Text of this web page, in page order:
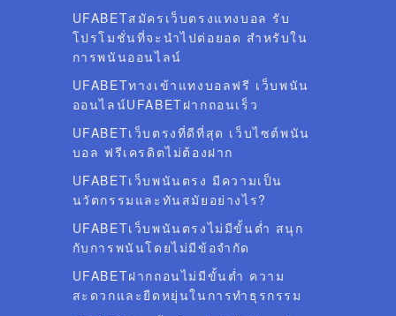
UFABETสมัครเว็บตรงแทงบอล รับ
โปรโมชั่นที่จะนำไปต่อยอด สำหรับใน
การพนันออนไลน์
UFABETทางเข้าแทงบอลฟรี เว็บพนัน
ออนไลน์UFABETฝากถอนเร็ว
UFABETเว็บตรงที่ดีที่สุด เว็บไซต์พนัน
บอล ฟรีเครดิตไม่ต้องฝาก
UFABETเว็บพนันตรง มีความเป็น
นวัตกรรมและทันสมัยอย่างไร?
UFABETเว็บพนันตรงไม่มีขั้นต่ำ สนุก
กับการพนันโดยไม่มีข้อจำกัด
UFABETฝากถอนไม่มีขั้นต่ำ ความ
สะดวกและยืดหยุ่นในการทำธุรกรรม